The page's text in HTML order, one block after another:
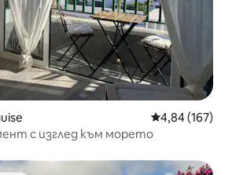
Средна
4,84 (167)
с изглед към морето